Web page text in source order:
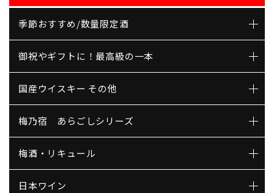
季節おすすめ/数量限定酒
御祝やギフトに！最高級の一本
国産ウイスキー その他
梅乃宿 あらごしシリーズ
梅酒・リキュール
日本ワイン